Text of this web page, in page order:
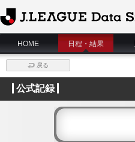
J.League Data Site
HOME
日程・結果
戻る
公式記録